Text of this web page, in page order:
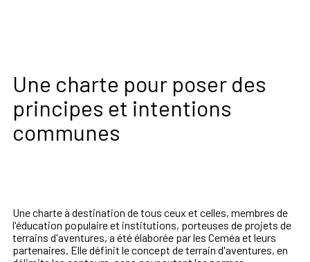
Une charte pour poser des
principes et intentions
communes
Une charte à destination de tous ceux et celles, membres de
l'éducation populaire et institutions, porteuses de projets de
terrains d'aventures, a été élaborée par les Ceméa et leurs
partenaires. Elle définit le concept de terrain d'aventures, en